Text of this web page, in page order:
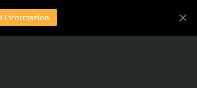
Informazioni